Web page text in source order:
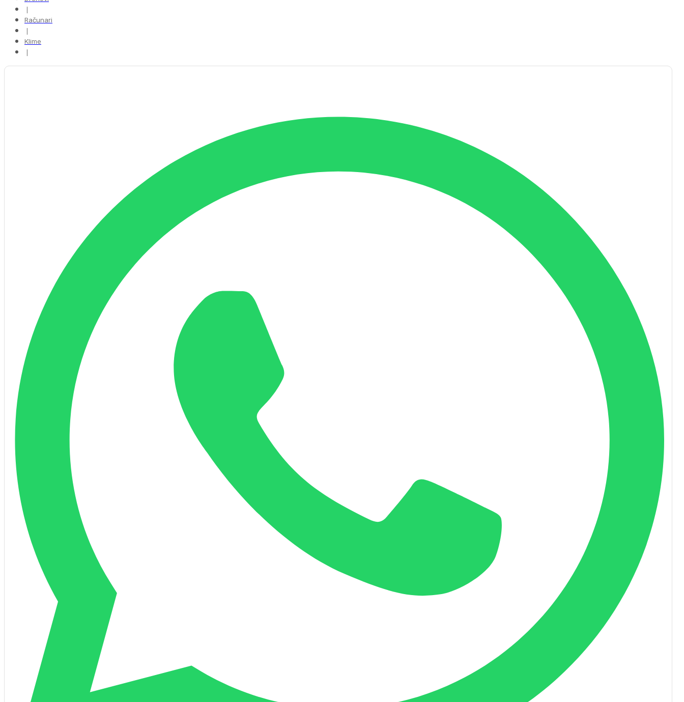
❘
Računari
❘
Klime
❘